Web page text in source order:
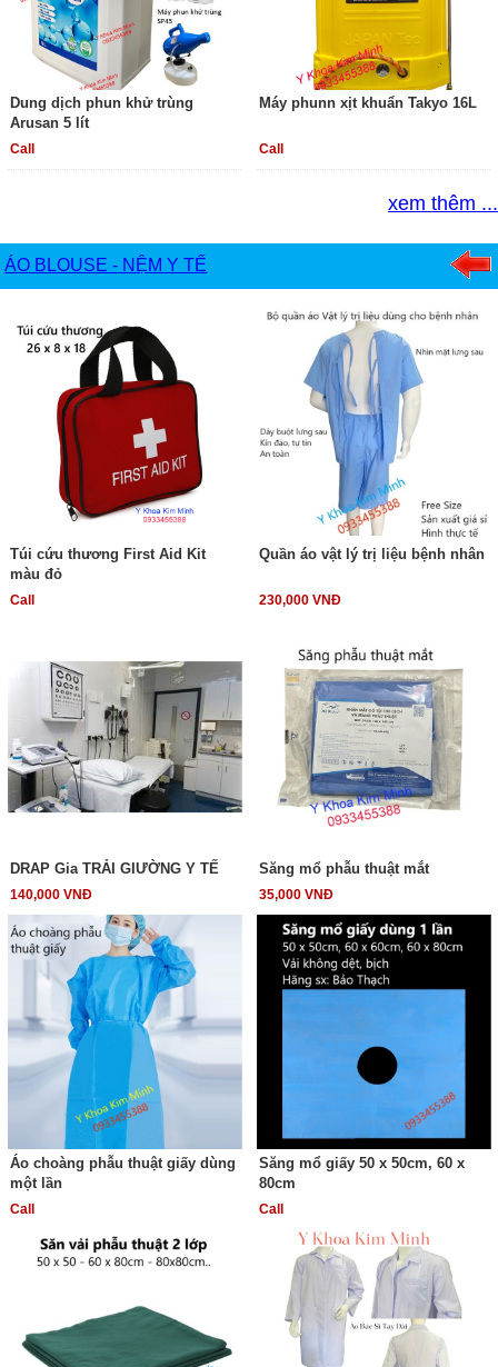
Dung dịch phun khử trùng
Arusan 5 lít
Call
Máy phunn xịt khuẩn Takyo 16L
Call
xem thêm ...
ÁO BLOUSE - NỆM Y TẾ
Túi cứu thương First Aid Kit
màu đỏ
Call
Quần áo vật lý trị liệu bệnh nhân
230,000 VNĐ
DRAP Gia TRẢI GIƯỜNG Y TẾ
140,000 VNĐ
Săng mổ phẫu thuật mắt
35,000 VNĐ
Áo choàng phẫu thuật giấy dùng
một lần
Call
Săng mổ giấy 50 x 50cm, 60 x
80cm
Call